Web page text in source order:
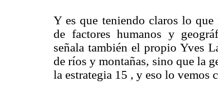
Y es que teniendo claros lo
de factores humanos y
señala también el propio Yves
de ríos y montañas, sino que la
la estrategia 15 , y eso lo vemos